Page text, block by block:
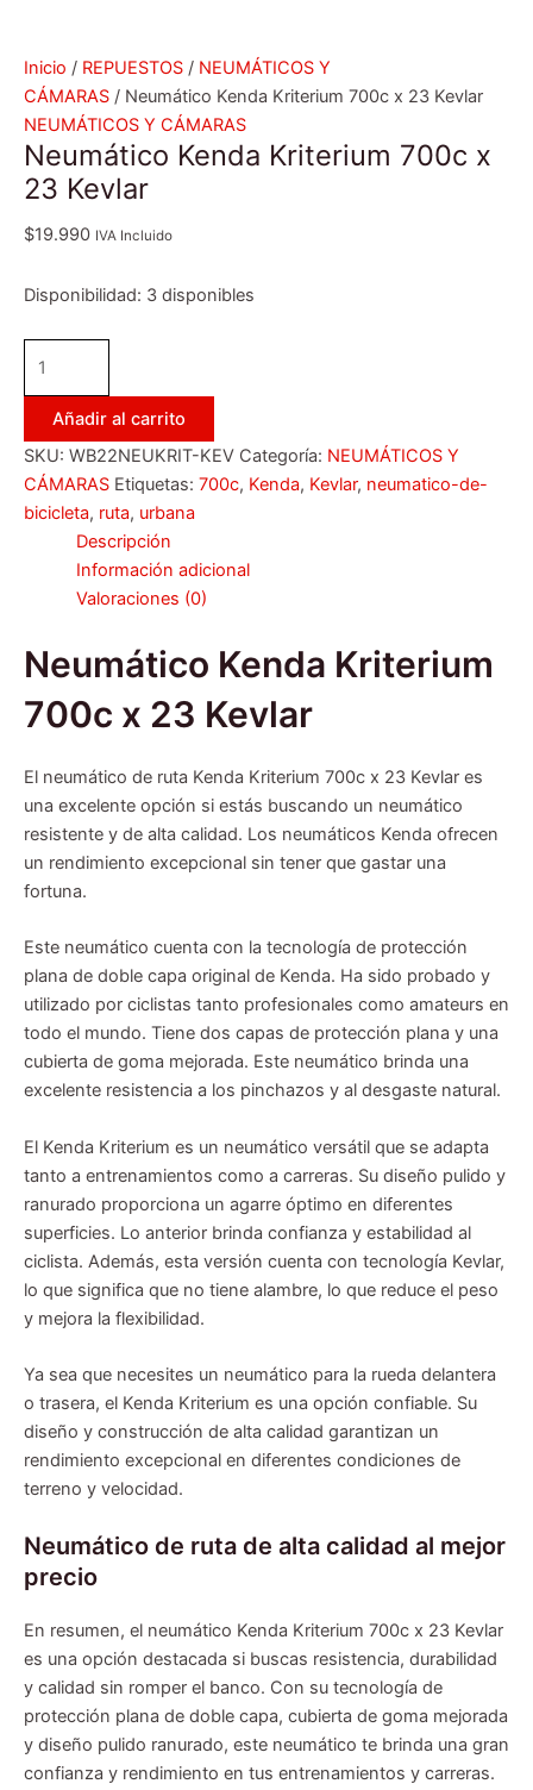
Inicio / REPUESTOS / NEUMÁTICOS Y
CÁMARAS / Neumático Kenda Kriterium 700c x 23 Kevlar
NEUMÁTICOS Y CÁMARAS
Neumático Kenda Kriterium 700c x
23 Kevlar
$19.990 IVA Incluido
Disponibilidad: 3 disponibles
Añadir al carrito
SKU: WB22NEUKRIT-KEV Categoría: NEUMÁTICOS Y
CÁMARAS Etiquetas: 700c, Kenda, Kevlar, neumatico-de-
bicicleta, ruta, urbana
Descripción
Información adicional
Valoraciones (0)
Neumático Kenda Kriterium
700c x 23 Kevlar
El neumático de ruta Kenda Kriterium 700c x 23 Kevlar es
una excelente opción si estás buscando un neumático
resistente y de alta calidad. Los neumáticos Kenda ofrecen
un rendimiento excepcional sin tener que gastar una
fortuna.
Este neumático cuenta con la tecnología de protección
plana de doble capa original de Kenda. Ha sido probado y
utilizado por ciclistas tanto profesionales como amateurs en
todo el mundo. Tiene dos capas de protección plana y una
cubierta de goma mejorada. Este neumático brinda una
excelente resistencia a los pinchazos y al desgaste natural.
El Kenda Kriterium es un neumático versátil que se adapta
tanto a entrenamientos como a carreras. Su diseño pulido y
ranurado proporciona un agarre óptimo en diferentes
superficies. Lo anterior brinda confianza y estabilidad al
ciclista. Además, esta versión cuenta con tecnología Kevlar,
lo que significa que no tiene alambre, lo que reduce el peso
y mejora la flexibilidad.
Ya sea que necesites un neumático para la rueda delantera
o trasera, el Kenda Kriterium es una opción confiable. Su
diseño y construcción de alta calidad garantizan un
rendimiento excepcional en diferentes condiciones de
terreno y velocidad.
Neumático de ruta de alta calidad al mejor
precio
En resumen, el neumático Kenda Kriterium 700c x 23 Kevlar
es una opción destacada si buscas resistencia, durabilidad
y calidad sin romper el banco. Con su tecnología de
protección plana de doble capa, cubierta de goma mejorada
y diseño pulido ranurado, este neumático te brinda una gran
confianza y rendimiento en tus entrenamientos y carreras.